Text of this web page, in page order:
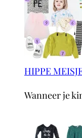
HIPPE
Wanneer je